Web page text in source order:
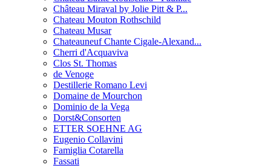
Château Miraval by Jolie Pitt & P...
Chateau Mouton Rothschild
Chateau Musar
Chateauneuf Chante Cigale-Alexand...
Cherri d'Acquaviva
Clos St. Thomas
de Venoge
Destillerie Romano Levi
Domaine de Mourchon
Dominio de la Vega
Dorst&Consorten
ETTER SOEHNE AG
Eugenio Collavini
Famiglia Cotarella
Fassati